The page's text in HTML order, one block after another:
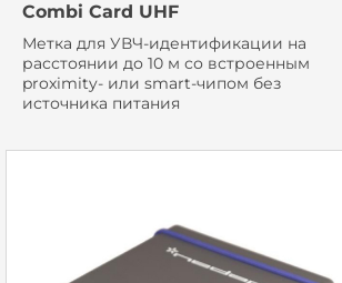
Combi Card UHF
Метка для УВЧ-идентификации на
расстоянии до 10 м со встроенным
proximity- или smart-чипом без
источника питания